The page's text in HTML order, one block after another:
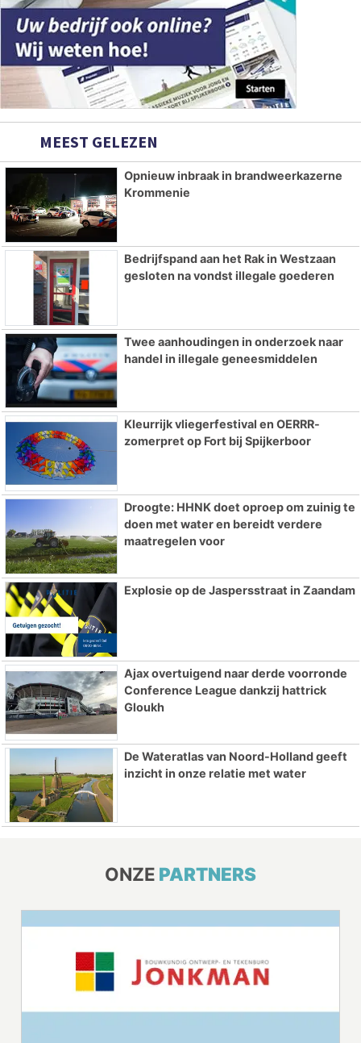
MEEST GELEZEN
Opnieuw inbraak in brandweerkazerne
Krommenie
Bedrijfspand aan het Rak in Westzaan
gesloten na vondst illegale goederen
Twee aanhoudingen in onderzoek naar
handel in illegale geneesmiddelen
Kleurrijk vliegerfestival en OERRR-
zomerpret op Fort bij Spijkerboor
Droogte: HHNK doet oproep om zuinig te
doen met water en bereidt verdere
maatregelen voor
Explosie op de Jaspersstraat in Zaandam
Ajax overtuigend naar derde voorronde
Conference League dankzij hattrick
Gloukh
De Wateratlas van Noord-Holland geeft
inzicht in onze relatie met water
ONZE PARTNERS